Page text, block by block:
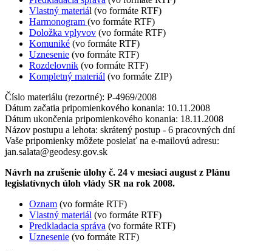
Vlastný materiál (vo formáte RTF)
Harmonogram (vo formáte RTF)
Doložka vplyvov (vo formáte RTF)
Komuniké (vo formáte RTF)
Uznesenie (vo formáte RTF)
Rozdelovnik (vo formáte RTF)
Kompletný materiál (vo formáte ZIP)
Číslo materiálu (rezortné): P-4969/2008
Dátum začatia pripomienkového konania: 10.11.2008
Dátum ukončenia pripomienkového konania: 18.11.2008
Názov postupu a lehota: skrátený postup - 6 pracovných dní
Vaše pripomienky môžete posielať na e-mailovú adresu:
jan.salata@geodesy.gov.sk
Návrh na zrušenie úlohy č. 24 v mesiaci august z Plánu
legislatívnych úloh vlády SR na rok 2008.
Oznam (vo formáte RTF)
Vlastný materiál (vo formáte RTF)
Predkladacia správa (vo formáte RTF)
Uznesenie (vo formáte RTF)